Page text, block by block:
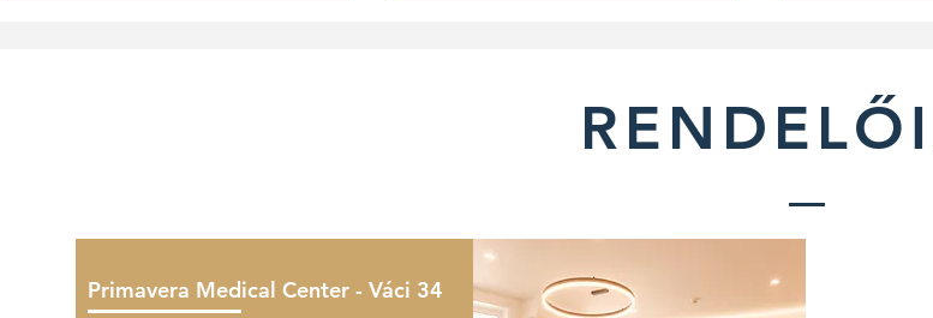
Szülés utáni depresszió:
kezelés
Méhsüllyedés: tünetek,
okok és kezelési
lehetőségek
Primavera Medical Center - Váci 34